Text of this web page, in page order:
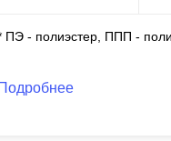
ПЭ - полиэстер, ППП -
Подробнее